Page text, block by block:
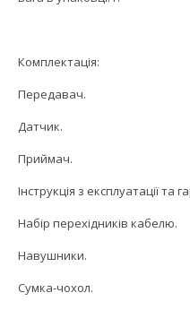
Комплектація:
Передавач.
Датчик.
Приймач.
Інструкція з експлуатації та
Набір перехідників кабелю.
Навушники.
Сумка-чохол.